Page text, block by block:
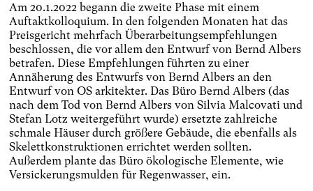
Am 20.1.2022 begann die zweite Phase mit einem
Auftaktkolloquium. In den folgenden Monaten hat das
Preisgericht mehrfach Überarbeitungsempfehlungen
beschlossen, die vor allem den Entwurf von Bernd Albers
betrafen. Diese Empfehlungen führten zu einer
Annäherung des Entwurfs von Bernd Albers an den
Entwurf von OS arkitekter. Das Büro Bernd Albers (das
nach dem Tod von Bernd Albers von Silvia Malcovati und
Stefan Lotz weitergeführt wurde) ersetzte zahlreiche
schmale Häuser durch größere Gebäude, die ebenfalls als
Skelettkonstruktionen errichtet werden sollten.
Außerdem plante das Büro ökologische Elemente, wie
Versickerungsmulden für Regenwasser, ein.